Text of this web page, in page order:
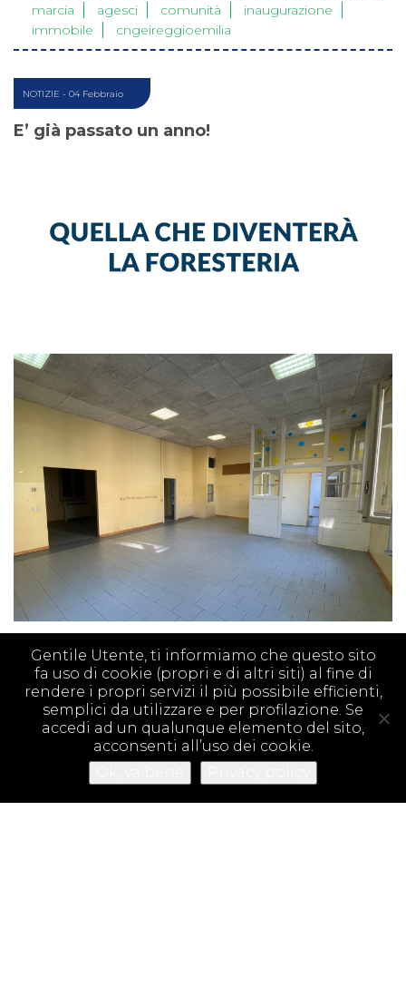
marcia
agesci comunità
inaugurazione
immobile
cngeireggioemilia
NOTIZIE - 04 Febbraio
E’ già passato un anno!
Gentile Utente, ti informiamo che questo sito
fa uso di cookie (propri e di altri siti) al fine di
rendere i propri servizi il più possibile efficienti,
semplici da utilizzare e per profilazione. Se
accedi ad un qualunque elemento del sito,
acconsenti all’uso dei cookie.